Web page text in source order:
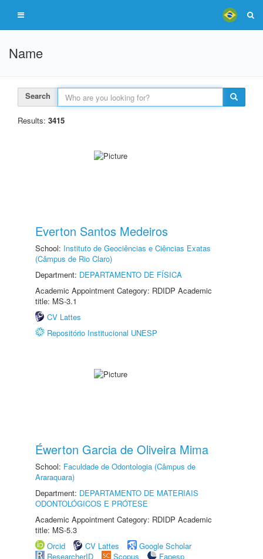
Name
Search
Results: 3415
Everton Santos Medeiros
School: Instituto de Geociências e Ciências Exatas
(Câmpus de Rio Claro)
Department: DEPARTAMENTO DE FÍSICA
Academic Appointment Category: RDIDP Academic
title: MS-3.1
CV Lattes
Repositório Institucional UNESP
Éwerton Garcia de Oliveira Mima
School: Faculdade de Odontologia (Câmpus de
Araraquara)
Department: DEPARTAMENTO DE MATERIAIS
ODONTOLÓGICOS E PRÓTESE
Academic Appointment Category: RDIDP Academic
title: MS-5.3
Orcid
CV Lattes
Google Scholar
ResearcherID
Scopus
Fapesp